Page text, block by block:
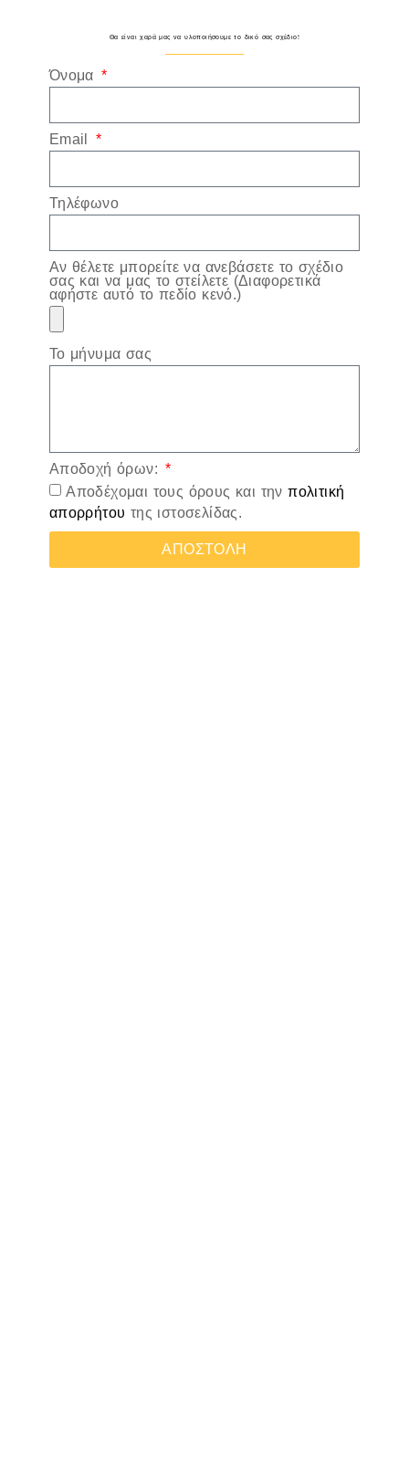
Θα είναι χαρά μας να υλοποιήσουμε το δικό σας σχέδιο!
Όνομα
Email
Τηλέφωνο
Αν θέλετε μπορείτε να ανεβάσετε το σχέδιο
σας και να μας το στείλετε (Διαφορετικά
αφήστε αυτό το πεδίο κενό.)
Το μήνυμα σας
Αποδοχή όρων:
Αποδέχομαι τους όρους και τηνπολιτική
απορρήτου της ιστοσελίδας.
ΑΠΟΣΤΟΛΗ